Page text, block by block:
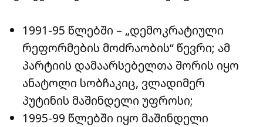
1991-95 წლებში – „დემოკრატიული
რეფორმების მოძრაობის“ წევრი; ამ
პარტიის დამაარსებელთა შორის იყო
ანატოლი სობჩაკიც, ვლადიმერ
პუტინის მაშინდელი უფროსი;
1995-99 წლებში იყო მაშინდელი